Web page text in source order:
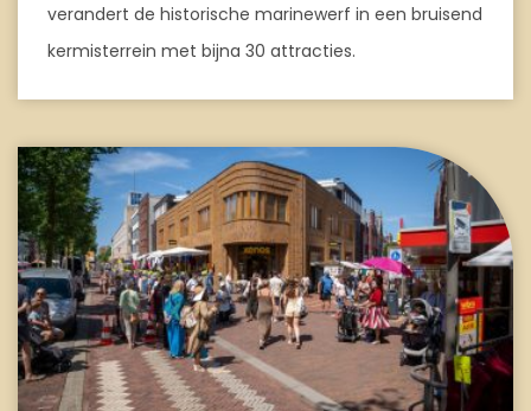
verandert de historische marinewerf in een bruisend
kermisterrein met bijna 30 attracties.